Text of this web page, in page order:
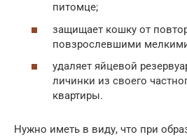
питомце;
защищает кошку от
повзрослевшими
удаляет яйцевой
личинки из своего
квартиры.
Нужно иметь в виду, что при